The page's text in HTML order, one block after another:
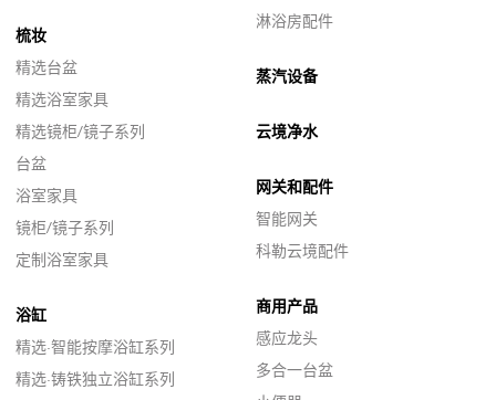
梳妆
精选台盆
精选浴室家具
精选镜柜/镜子系列
台盆
浴室家具
镜柜/镜子系列
定制浴室家具
浴缸
精选·智能按摩浴缸系列
精选·铸铁独立浴缸系列
淋浴房配件
蒸汽设备
云境净水
网关和配件
智能网关
科勒云境配件
商用产品
感应龙头
多合一台盆